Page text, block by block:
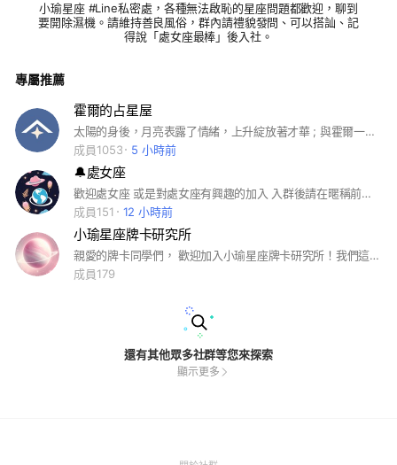
小瑜星座 #Line私密處，各種無法啟恥的星座問題都歡迎，聊到
要開除濕機。請維持善良風俗，群內請禮貌發問、可以搭訕、記
得說「處女座最棒」後入社。
專屬推薦
霍爾的占星屋
太陽的身後，月亮表露了情緒，上升綻放著才華 ; 與霍爾一起用占星，擁抱最真實的自己！ #占星 #霍爾 #星座 #太陽 #月亮 #上升
成員1053
5 小時前
🔔處女座
歡迎處女座 或是對處女座有興趣的加入 入群後請在暱稱前加上生日喔 #處女
成員151
12 小時前
小瑜星座牌卡研究所
親愛的牌卡同學們， 歡迎加入小瑜星座牌卡研究所！我們這裡是一個共享、學習並成長的空間。為了讓大家都能在這裡獲得美好的體驗，請大家遵守以下幾項互動規則： 1.牌卡分享：我們鼓勵大家使用小瑜星座的牌卡三部曲（小負、小愛、練愛士）以及微光卡來進行交流和分享。 2.日常抽牌打卡：建議大家每天進行抽牌打卡，這不僅有助於身心健康，還能加深對牌卡的理解和應用。 3.分享規則：我們非常歡迎大家分享任何有關身心靈療癒的資訊。然而，請避免販售產品或討論敏感話題，以保持群組的和諧。 4.聚會活動：本群會不定期舉辦線上與線下聚會，讓大家有更多機會互相學習和交流。希望大家能積極參與，也歡迎大家推動我們的活動。 5.相互尊重：在群內，請大家保持禮貌與互愛的態度，創造一個溫馨、支持與理解的社群環境。 讓我們一起用牌卡探索生命的奧秘，互相陪伴在成長的路上。期待看到大家的分享與互動！ 愛你們的， 小瑜星座老師 🌟💖 #小瑜星座 #星座 #微光卡 #小負卡 #小愛卡 #12星座
成員179
還有其他眾多社群等您來探索
顯示更多